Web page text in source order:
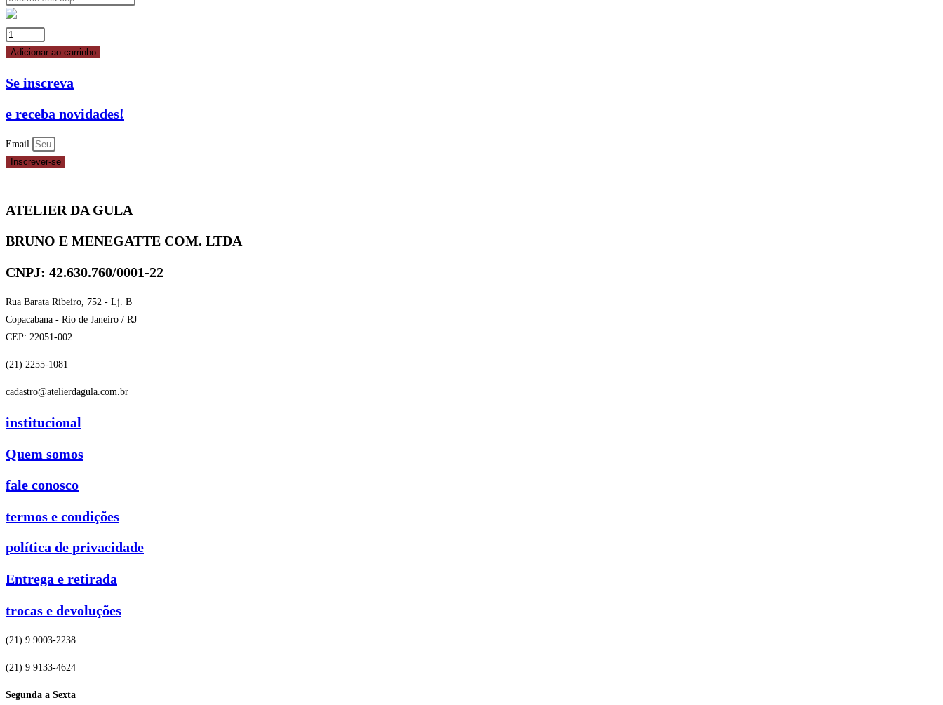
FORMINHA
MINI
FORNEÁVEL
2
AMARELA
C/100UN
-
quantidade
Adicionar ao carrinho
Se inscreva
e receba novidades!
Email
Inscrever-se
ATELIER DA GULA
BRUNO E MENEGATTE COM. LTDA
CNPJ: 42.630.760/0001-22
Rua Barata Ribeiro, 752 - Lj. B
Copacabana - Rio de Janeiro / RJ
CEP: 22051-002
(21) 2255-1081
cadastro@atelierdagula.com.br
institucional
Quem somos
fale conosco
termos e condições
política de privacidade
Entrega e retirada
trocas e devoluções
(21) 9 9003-2238
(21) 9 9133-4624
Segunda a Sexta